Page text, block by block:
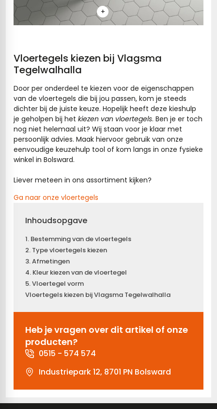
+
Vloertegels kiezen bij Vlagsma
Tegelwalhalla
Door per onderdeel te kiezen voor de eigenschappen
van de vloertegels die bij jou passen, kom je steeds
dichter bij de juiste keuze. Hopelijk heeft deze kieshulp
je geholpen bij het kiezen van vloertegels. Ben je er toch
nog niet helemaal uit? Wij staan voor je klaar met
persoonlijk advies. Maak hiervoor gebruik van onze
eenvoudige keuzehulp tool of kom langs in onze fysieke
winkel in Bolsward.
Liever meteen in ons assortiment kijken?
Ga naar onze vloertegels
Inhoudsopgave
1. Bestemming van de vloertegels
2. Type vloertegels kiezen
3. Afmetingen
4. Kleur kiezen van de vloertegel
5. Vloertegel vorm
Vloertegels kiezen bij Vlagsma Tegelwalhalla
Heb je vragen over dit artikel of onze
producten?
0515 - 574 574
Industriepark 12, 8701 PN Bolsward